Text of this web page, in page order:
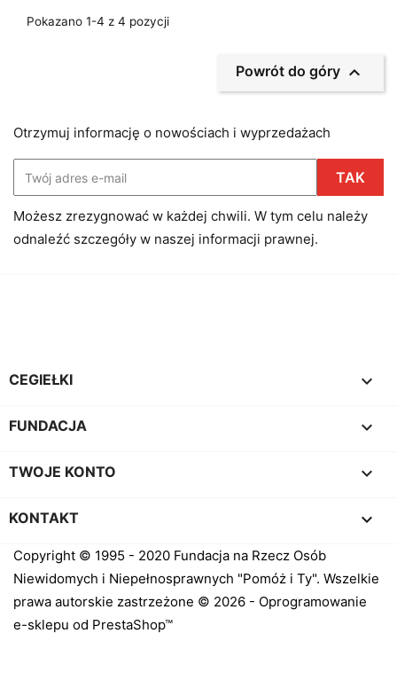
Pokazano 1-4 z 4 pozycji
Powrót do góry 
Otrzymuj informację o nowościach i wyprzedażach
Możesz zrezygnować w każdej chwili. W tym celu należy
odnaleźć szczegóły w naszej informacji prawnej.
CEGIEŁKI 
FUNDACJA 
TWOJE KONTO 
KONTAKT keyboard_arrow_down
Copyright © 1995 - 2020 Fundacja na Rzecz Osób
Niewidomych i Niepełnosprawnych "Pomóż i Ty". Wszelkie
prawa autorskie zastrzeżone © 2026 - Oprogramowanie
e-sklepu od PrestaShop™